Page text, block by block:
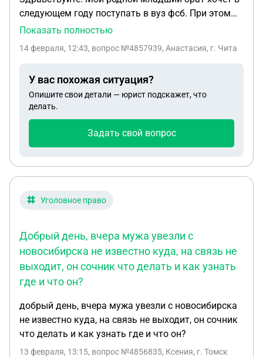
следующем году поступать в вуз фсб. При этом
мой гражданский супруг (брак не
Так же есть общий ребенок, у которого он указан
является ли он близким родственником и может
ли судимость послужить отказом для
поступления?
Показать полностью
14 февраля, 12:43, вопрос №4857939, Анастасия, г. Чита
У вас похожая ситуация?
Опишите свои детали — юрист подскажет, что
делать.
Задать свой вопрос
Уголовное право
Добрый день, вчера мужа увезли с
новосибирска не известно куда, на связь не
выходит, он сочник что делать и как узнать
где и что он?
добрый день, вчера мужа увезли с новосибирска
не известно куда, на связь не выходит, он сочник
что делать и как узнать где и что он?
13 февраля, 13:15, вопрос №4856835, Ксения, г. Томск